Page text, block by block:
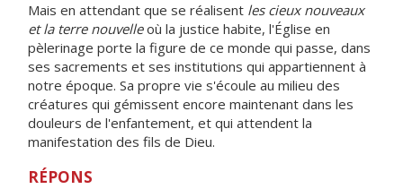
Mais en attendant que se réalisent les cieux nouveaux
et la terre nouvelleoù la justice habite, l'Église en
pèlerinage porte la figure de ce monde qui passe, dans
ses sacrements et ses institutions qui appartiennent à
notre époque. Sa propre vie s'écoule au milieu des
créatures qui gémissent encore maintenant dans les
douleurs de l'enfantement, et qui attendent la
manifestation des fils de Dieu.
RÉPONS